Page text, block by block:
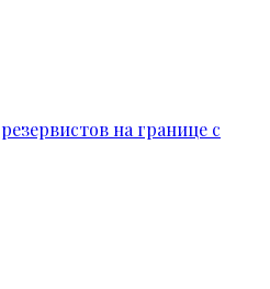
на границе с